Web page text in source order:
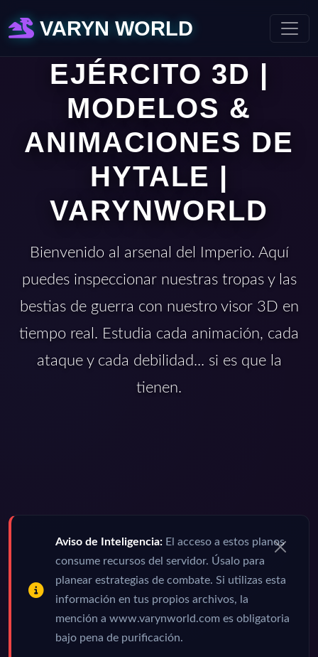
VARYN WORLD
EJÉRCITO 3D |
MODELOS &
ANIMACIONES DE
HYTALE |
VARYNWORLD
Bienvenido al arsenal del Imperio. Aquí
puedes inspeccionar nuestras tropas y las
bestias de guerra con nuestro visor 3D en
tiempo real. Estudia cada animación, cada
ataque y cada debilidad... si es que la
tienen.
Aviso de Inteligencia: El acceso a estos planos
consume recursos del servidor. Úsalo para
planear estrategias de combate. Si utilizas esta
información en tus propios archivos, la
mención a www.varynworld.com es obligatoria
bajo pena de purificación.